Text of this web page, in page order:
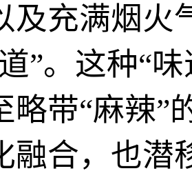
及充满烟火
”。这种“
略带“麻辣”
融合，也潜